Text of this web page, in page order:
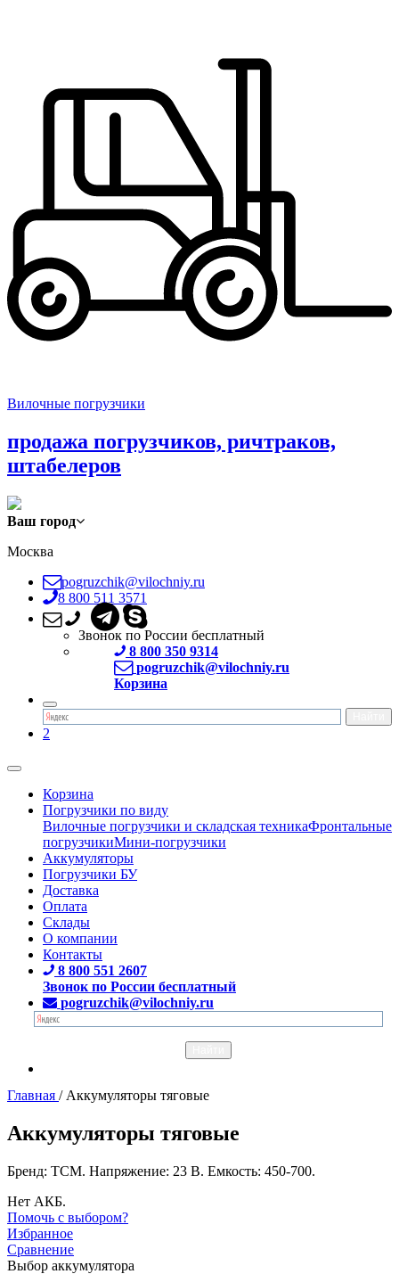
Вилочные погрузчики
продажа погрузчиков, ричтраков,
штабелеров
Ваш город
Москва
pogruzchik@vilochniy.ru
8 800 511 3571
Звонок по России бесплатный
8 800 350 9314
pogruzchik@vilochniy.ru
Корзина
2
Корзина
Погрузчики по виду
Вилочные погрузчики и складская техникаФронтальные
погрузчикиМини-погрузчики
Аккумуляторы
Погрузчики БУ
Доставка
Оплата
Склады
О компании
Контакты
8 800 551 2607
Звонок по России бесплатный
pogruzchik@vilochniy.ru
Главная / Аккумуляторы тяговые
Аккумуляторы тяговые
Бренд: TCM. Напряжение: 23 В. Емкость: 450-700.
Нет АКБ.
Помочь с выбором?
Избранное
Сравнение
Выбор аккумулятора